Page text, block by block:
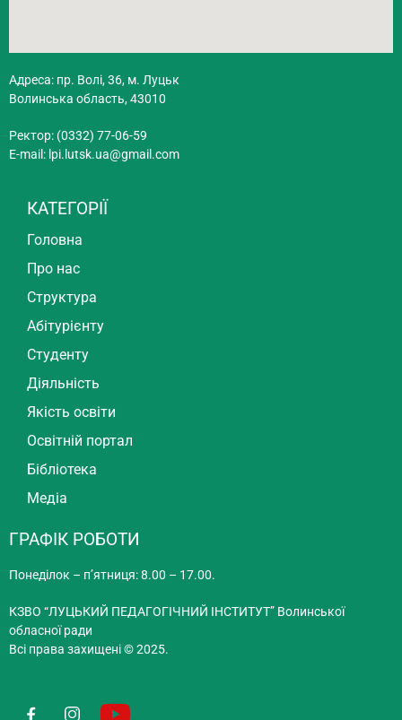
Адреса: пр. Волі, 36, м. Луцьк
Волинська область, 43010
Ректор: (0332) 77-06-59
E-mail: lpi.lutsk.ua@gmail.com
КАТЕГОРІЇ
Головна
Про нас
Структура
Абітурієнту
Студенту
Діяльність
Якість освіти
Освітній портал
Бібліотека
Медіа
ГРАФІК РОБОТИ
Понеділок – п’ятниця: 8.00 – 17.00.
КЗВО “ЛУЦЬКИЙ ПЕДАГОГІЧНИЙ ІНСТИТУТ” Волинської
обласної ради
Всі права захищені © 2025.